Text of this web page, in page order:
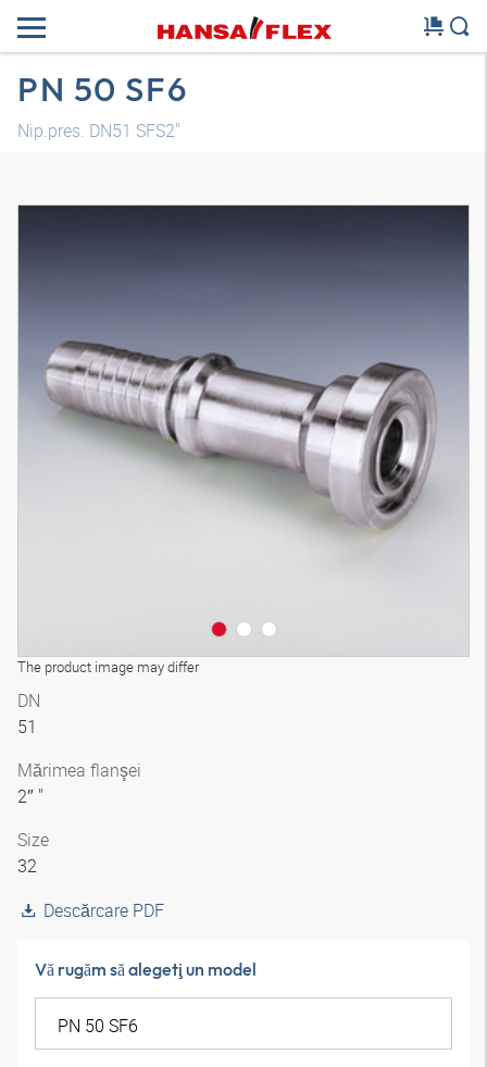
PN 50 SF6
Nip.pres. DN51 SFS2"
The product image may differ
Model 3D
DN
51
Mărimea flanşei
2″ "
Size
32
Descărcare PDF
Vă rugăm să alegeţi un model